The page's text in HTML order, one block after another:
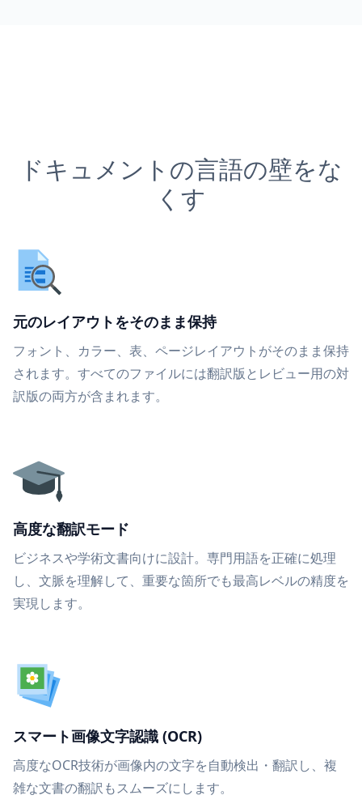
ドキュメントの言語の壁をな
くす
元のレイアウトをそのまま保持
フォント、カラー、表、ページレイアウトがそのまま保持
されます。すべてのファイルには翻訳版とレビュー用の対
訳版の両方が含まれます。
高度な翻訳モード
ビジネスや学術文書向けに設計。専門用語を正確に処理
し、文脈を理解して、重要な箇所でも最高レベルの精度を
実現します。
スマート画像文字認識 (OCR)
高度なOCR技術が画像内の文字を自動検出・翻訳し、複
雑な文書の翻訳もスムーズにします。